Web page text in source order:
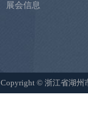
展会信息
Copyright © 浙江省湖